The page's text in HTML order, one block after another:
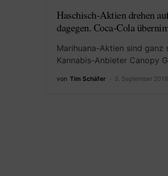
Haschisch-Aktien drehen
dagegen. Coca-Cola
Marihuana-Aktien sind ganz
Kannabis-Anbieter Canopy
von Tim Schäfer 3. September 2018